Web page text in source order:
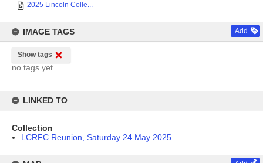
2025 Lincoln Colle...
IMAGE TAGS Add
Show tags
no tags yet
LINKED TO
Collection
LCRFC Reunion, Saturday 24 May 2025